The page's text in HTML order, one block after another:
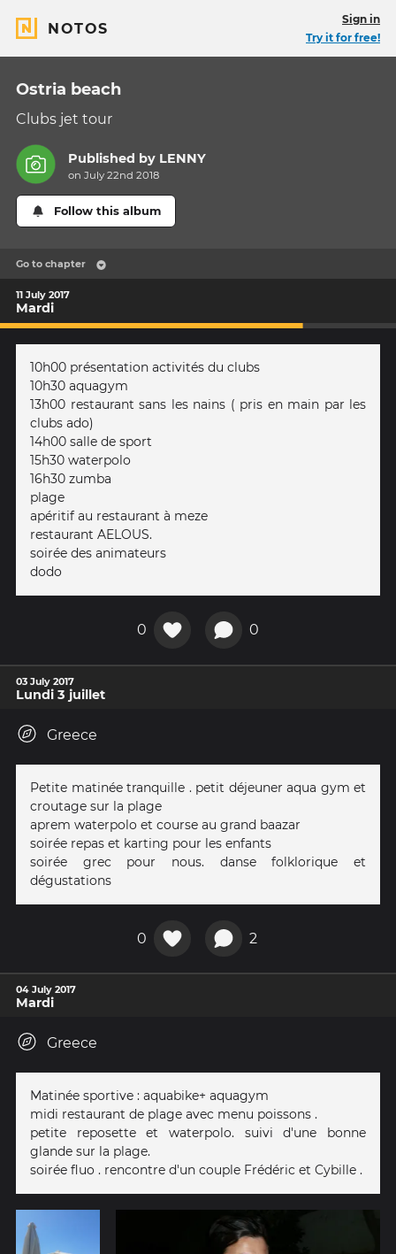
NOTOS
Sign in
Try it for free!
Ostria beach
Clubs jet tour
Published by LENNY
on July 22nd 2018
Follow this album
Go to chapter
11 July 2017
Mardi
10h00 présentation activités du clubs
10h30 aquagym
13h00 restaurant sans les nains ( pris en main par les
clubs ado)
14h00 salle de sport
15h30 waterpolo
16h30 zumba
plage
apéritif au restaurant à meze
restaurant AELOUS.
soirée des animateurs
dodo
0 0
03 July 2017
Lundi 3 juillet
Greece
Petite matinée tranquille . petit déjeuner aqua gym et
croutage sur la plage
aprem waterpolo et course au grand baazar
soirée repas et karting pour les enfants
soirée grec pour nous. danse folklorique et
dégustations
0 2
04 July 2017
Mardi
Greece
Matinée sportive : aquabike+ aquagym
midi restaurant de plage avec menu poissons .
petite reposette et waterpolo. suivi d'une bonne
glande sur la plage.
soirée fluo . rencontre d'un couple Frédéric et Cybille .